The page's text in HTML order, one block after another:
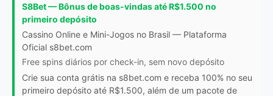
S8Bet — Bônus de boas-vindas até R$1.500 no
primeiro depósito
Cassino Online e Mini-Jogos no Brasil — Plataforma
Oficial s8bet.com
Free spins diários por check-in, sem novo depósito
Crie sua conta grátis na s8bet.com e receba 100% no seu
primeiro depósito até R$1.500, além de um pacote de